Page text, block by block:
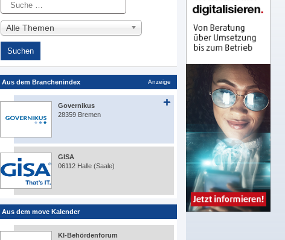
Alle Themen
Aus dem Branchenindex Anzeige
Governikus
28359 Bremen
GISA
06112 Halle (Saale)
Aus dem move Kalender
KI-Behördenforum